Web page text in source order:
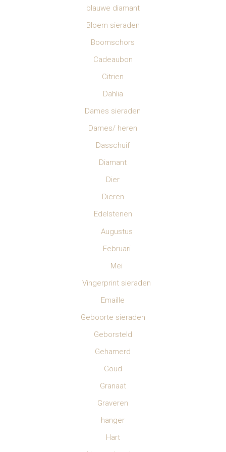
blauwe diamant
Bloem sieraden
Boomschors
Cadeaubon
Citrien
Dahlia
Dames sieraden
Dames/ heren
Dasschuif
Diamant
Dier
Dieren
Edelstenen
Augustus
Februari
Mei
Vingerprint sieraden
Emaille
Geboorte sieraden
Geborsteld
Gehamerd
Goud
Granaat
Graveren
hanger
Hart